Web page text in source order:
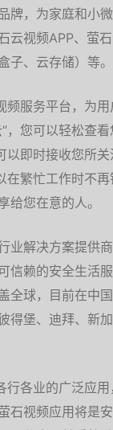
牌，为家庭和小
云视频APP、萤
子、云存储）等。
频服务平台，为
，您可以轻松查
以即时接收您所
在繁忙工作时不
给您在意的人。
业解决方案提供
信赖的安全生活
全球，目前在中
得堡、迪拜、新
行各业的广泛应
石视频应用将是